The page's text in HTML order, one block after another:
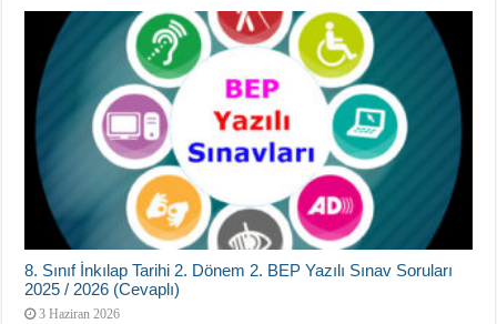
8. Sınıf İnkılap Tarihi 2. Dönem 2. BEP Yazılı Sınav Soruları
2025 / 2026 (Cevaplı)
3 Haziran 2026